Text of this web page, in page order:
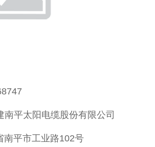
南平太阳电缆股份有限公司
平市工业路102号